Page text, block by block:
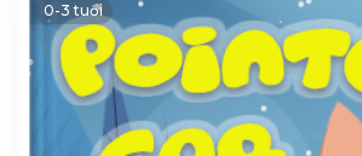
0-3 tuổi